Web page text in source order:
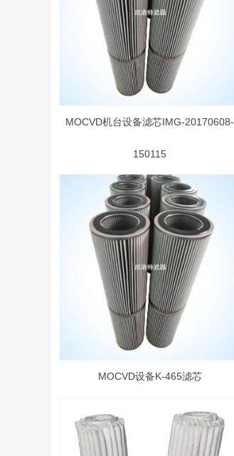
MOCVD机台设备滤芯IMG-20170608-
150115
MOCVD设备K-465滤芯